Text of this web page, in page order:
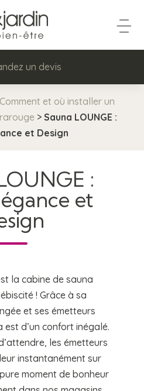
un devis
Comment et où installer un
>Sauna LOUNGE :
et Design
:
et
la cabine de sauna
! Grâce à sa
et ses émetteurs
d’un confort inégalé.
les émetteurs
instantanément sur
moment de bonheur